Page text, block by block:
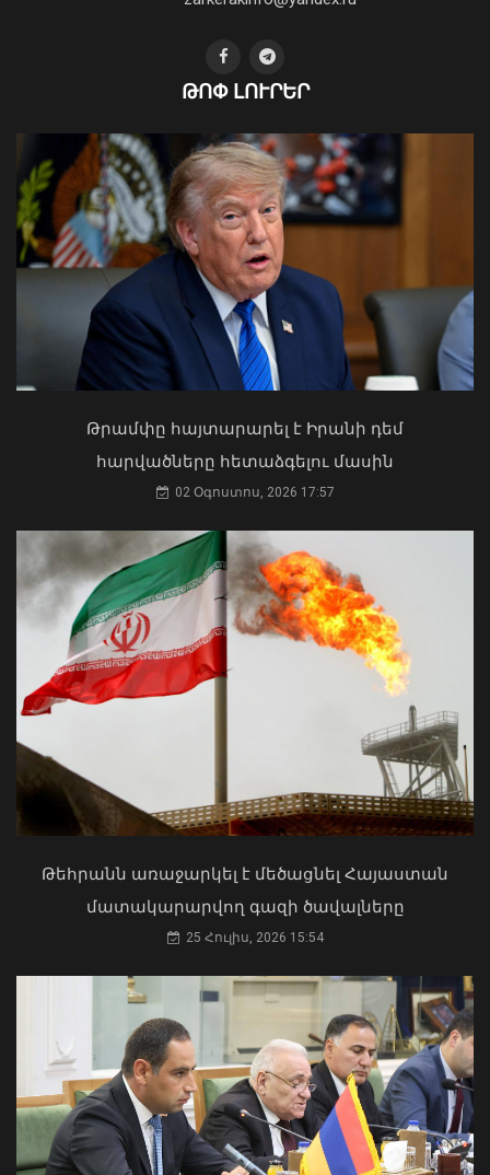
Ժամանակավորապես կդադարեցվի
մի շարք հասցեների
էլեկտրամատակարարումը
07 Օգոստոս, 2026 22:11
Փոխվարչապետ Տիգրան
Խաչատրյանը մասնակցել է
Շինարարի օրվան նվիրված
միջոցառմանը
07 Օգոստոս, 2026 21:53
Վայոց ձորի քրեական ոստիկանները
դանակահարության դեպք են
բացահայտել․ կատարվում է
նախաքննություն
07 Օգոստոս, 2026 21:30
Ի՞նչ ուղերձ էր ոտքի չկանգնելը.
Աղաջանյանը` ընդդիմությանը
02 Օգոստոս, 2026 15:22
Արտաշատում 14 մարդ թունավորման
ախտանիշներով դիմել է ԲԿ. ՀՎԿԱԿ
02 Օգոստոս, 2026 15:06
Ուկրաինայի Գերագույն Ռադայի
նախագահը շնորհավորել է ՀՀ ԱԺ
ԹՈՓ ԼՈՒՐԵՐ
Թրամփը հայտարարել է Իրանի դեմ
հարվածները հետաձգելու մասին
02 Օգոստոս, 2026 17:57
Թեհրանն առաջարկել է մեծացնել Հայաստան
մատակարարվող գազի ծավալները
25 Հուլիս, 2026 15:54